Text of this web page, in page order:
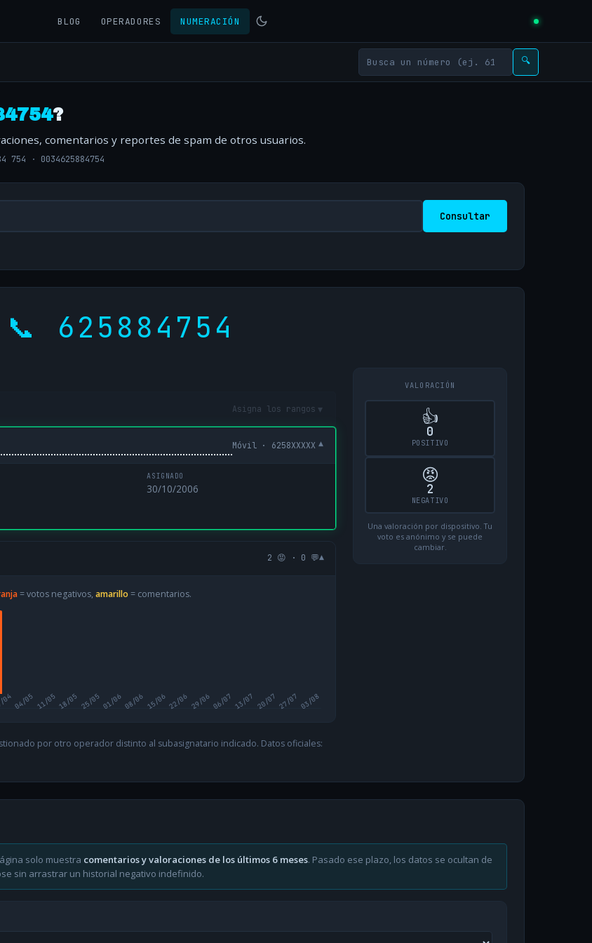
BLOG OPERADORES NUMERACIÓN
🔍
?
comentarios y reportes de spam de otros usuarios.
754 · 0034625884754
Consultar
📞 625884754
Asigna los rangos ▾
Móvil · 6258XXXXX ▾
ASIGNADO
30/10/2006
2 😡 · 0 💬▾
= votos negativos, amarillo = comentarios.
04/05 11/0518/05 25/0501/0608/06 15/0622/06 29/0606/07 13/07 20/07 27/07 03/08
por otro operador distinto al subasignatario indicado. Datos oficiales:
VALORACIÓN
👍
0
POSITIVO
😡
2
NEGATIVO
Una valoración por dispositivo. Tu
voto es anónimo y se puede
cambiar.
solo muestra comentarios y valoraciones de los últimos 6 meses. Pasado ese plazo, los datos se ocultan de
sin arrastrar un historial negativo indefinido.